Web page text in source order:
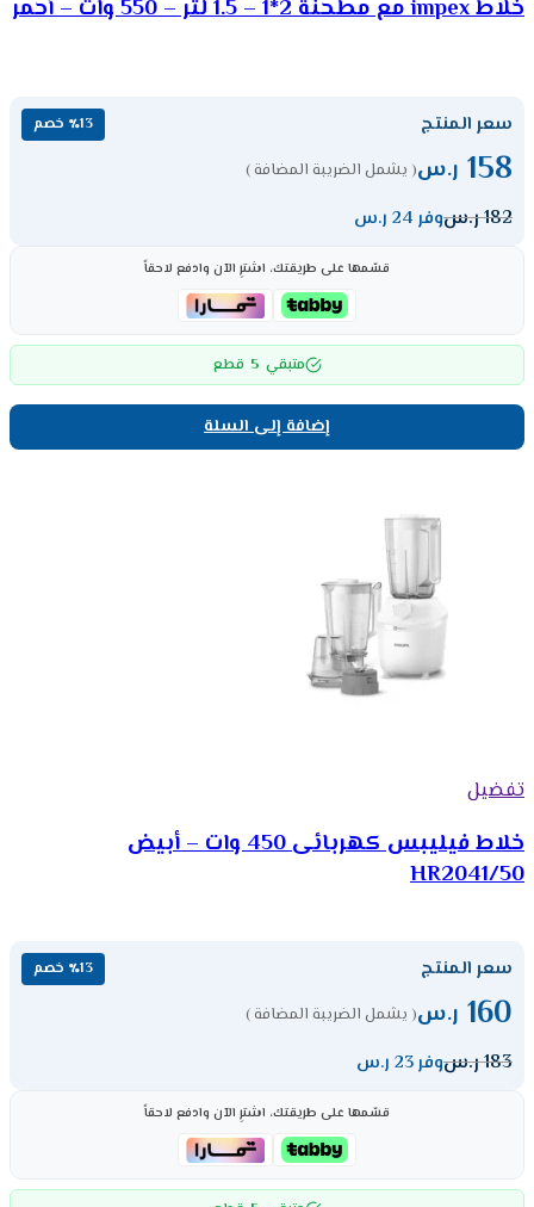
خلاط impex مع مطحنة 2*1 – 1.5 لتر – 550 وات – أحمر
سعر المنتج ٪13 خصم
158 ر.س( يشمل الضريبة المضافة )
182ر.سوفر 24 ر.س
قسّمها على طريقتك، اشترِ الآن وادفع لاحقاً
متبقي 5 قطع
إضافة إلى السلة
تفضيل
خلاط فيليبس كهربائى 450 وات – أبيض
HR2041/50
سعر المنتج ٪13 خصم
160 ر.س( يشمل الضريبة المضافة )
183ر.سوفر 23 ر.س
قسّمها على طريقتك، اشترِ الآن وادفع لاحقاً